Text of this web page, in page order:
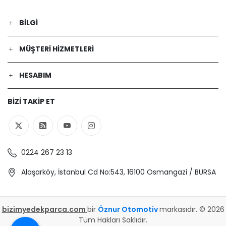
BILGI
MÜŞTERI HIZMETLERI
HESABIM
BIZI TAKIP ET
0224 267 23 13
Alaşarköy, İstanbul Cd No:543, 16100 Osmangazi / BURSA
bizimyedekparca.com bir Öznur Otomotivmarkasıdır. © 2026
Tüm Hakları Saklıdır.